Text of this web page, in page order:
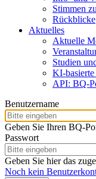
Stimmen
Rückblicke
Aktuelles
Aktuelle
Studien
KI-
API: BQ-
Benutzername
Geben Sie Ihren BQ-
Passwort
Geben Sie hier das
Noch kein